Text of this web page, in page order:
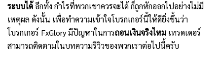
ระบบได้อีกทั้ง กำไรที่พวกเขาควรจะได้ ก็ถูกหักออกไปอย่างไม่มี
เหตุผล ดังนั้น เพื่อทำความเข้าใจโบรกเกอร์นี้ให้ดียิ่งขึ้นว่า
โบรกเกอร์ FxGlory มีปัญหาในการถอนเงินจริงไหม เทรดเดอร์
สามารถติดตามในบทความรีวิวของพวกเราต่อไปนี้ครับ